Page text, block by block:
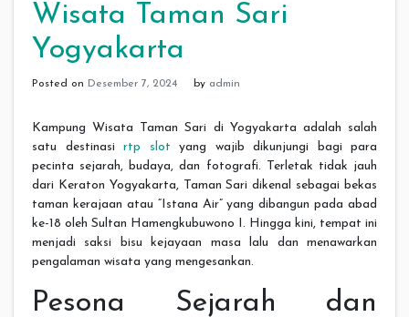
Wisata Taman Sari
Yogyakarta
Posted on Desember 7, 2024 by admin
Kampung Wisata Taman Sari di Yogyakarta adalah salah
satu destinasi rtp slot yang wajib dikunjungi bagi para
pecinta sejarah, budaya, dan fotografi. Terletak tidak jauh
dari Keraton Yogyakarta, Taman Sari dikenal sebagai bekas
taman kerajaan atau “Istana Air” yang dibangun pada abad
ke-18 oleh Sultan Hamengkubuwono I. Hingga kini, tempat ini
menjadi saksi bisu kejayaan masa lalu dan menawarkan
pengalaman wisata yang mengesankan.
Pesona Sejarah dan